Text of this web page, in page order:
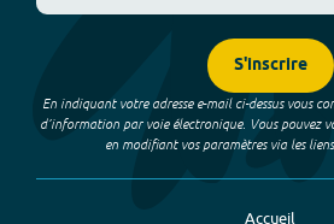
S'inscrire
En indiquant votre adresse e-mail ci-dessus vous
d’information par voie électronique. Vous pouvez
en modifiant vos paramètres via les
Accueil